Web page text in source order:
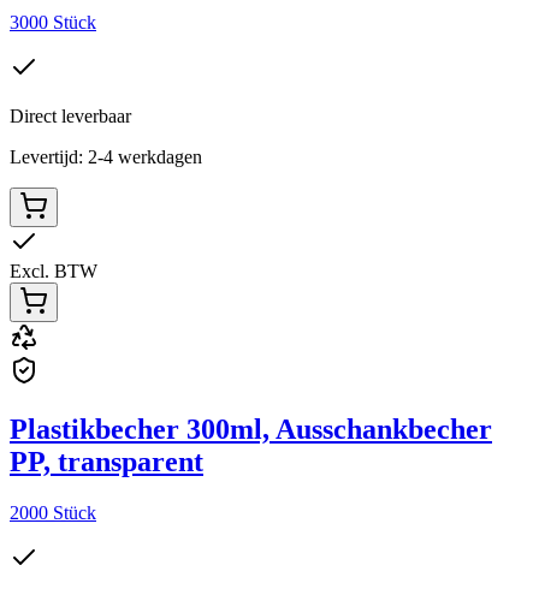
3000 Stück
Direct leverbaar
Levertijd: 2-4 werkdagen
Excl. BTW
Plastikbecher 300ml, Ausschankbecher
PP, transparent
2000 Stück